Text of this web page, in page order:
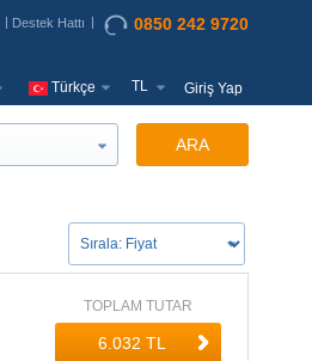
Destek Hattı 0850 242 9720
Türkçe TL Giriş Yap
ARA
TOPLAM TUTAR